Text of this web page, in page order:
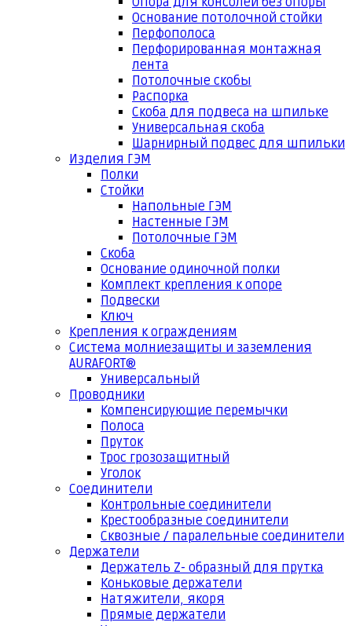
Основание потолочной стойки
Перфополоса
Перфорированная монтажная
лента
Потолочные скобы
Распорка
Скоба для подвеса на шпильке
Универсальная скоба
Шарнирный подвес для шпильки
Изделия ГЭМ
Полки
Стойки
Напольные ГЭМ
Настенные ГЭМ
Потолочные ГЭМ
Скоба
Основание одиночной полки
Комплект крепления к опоре
Подвески
Ключ
Крепления к ограждениям
Система молниезащиты и заземления
AURAFORT®
Универсальный
Проводники
Компенсирующие перемычки
Полоса
Пруток
Трос грозозащитный
Уголок
Соединители
Контрольные соединители
Крестообразные соединители
Сквозные / паралельные соединители
Держатели
Держатель Z- образный для прутка
Коньковые держатели
Натяжители, якоря
Прямые держатели